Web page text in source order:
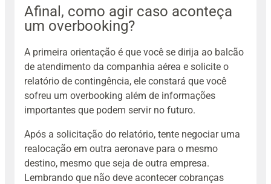
Afinal, como agir caso aconteça
um overbooking?
A primeira orientação é que você se dirija ao balcão
de atendimento da companhia aérea e solicite o
relatório de contingência, ele constará que você
sofreu um overbooking além de informações
importantes que podem servir no futuro.
Após a solicitação do relatório, tente negociar uma
realocação em outra aeronave para o mesmo
destino, mesmo que seja de outra empresa.
Lembrando que não deve acontecer cobranças